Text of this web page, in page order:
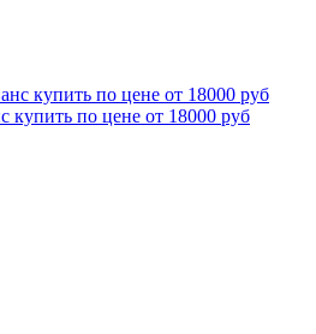
купить по цене от 18000 руб